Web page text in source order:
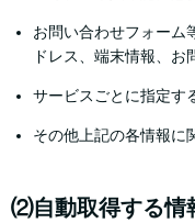
お問い合わせフォーム
ドレス、端末情報、お
サービスごとに指定す
その他上記の各情報に
⑵自動取得する情